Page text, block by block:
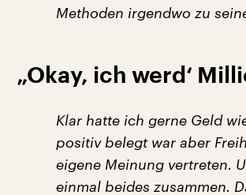
Methoden irgendwo zu
„Okay, ich werd‘
Klar hatte ich gerne Geld
positiv belegt war aber
eigene Meinung vertreten.
einmal beides zusammen.